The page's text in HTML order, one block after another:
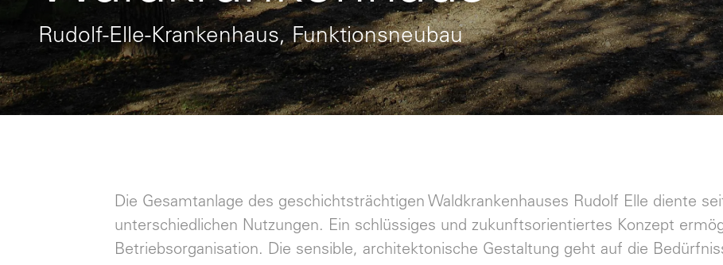
Rudolf-Elle-Krankenhaus, Funktionsneubau
Die Gesamtanlage des geschichtsträchtigen Waldkrankenhauses Rudolf Elle diente
unterschiedlichen Nutzungen. Ein schlüssiges und zukunftsorientiertes Konzept
Betriebsorganisation. Die sensible, architektonische Gestaltung geht auf die